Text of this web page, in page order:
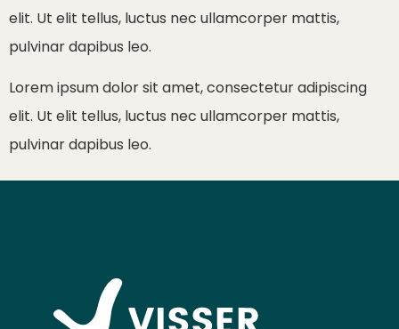
elit. Ut elit tellus, luctus nec ullamcorper mattis,
pulvinar dapibus leo.
Lorem ipsum dolor sit amet, consectetur adipiscing
elit. Ut elit tellus, luctus nec ullamcorper mattis,
pulvinar dapibus leo.